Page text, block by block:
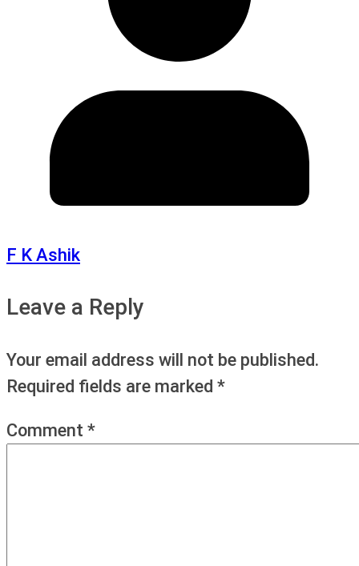
F K Ashik
Leave a Reply
Your email address will not be published.
Required fields are marked *
Comment *